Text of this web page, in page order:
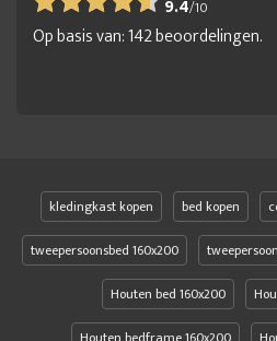
9.4/10
Op basis van:142beoordelingen.
kledingkast kopen bed kopen
tweepersoonsbed 160x200
Houten bed 160x200